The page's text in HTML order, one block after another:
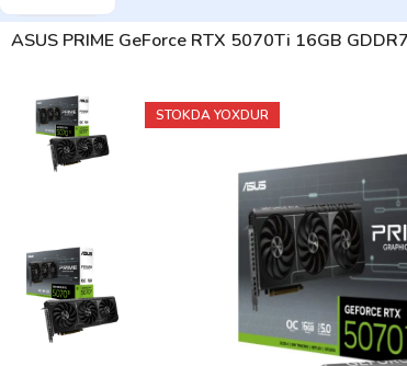
Ev Kompüter hissələri
ASUS PRIME GeForce RTX 5070Ti 16GB
STOKDA YOXDUR